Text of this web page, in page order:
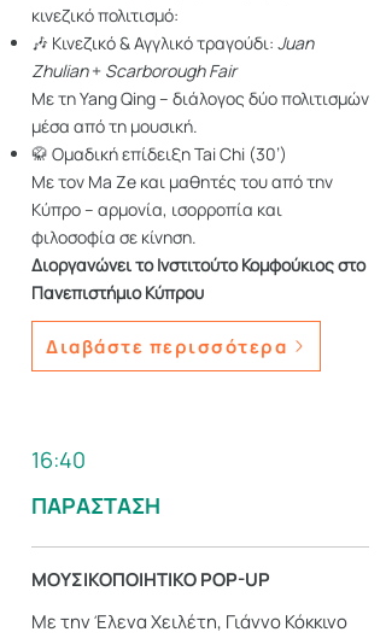
κινεζικό πολιτισμό:
🎶 Κινεζικό & Αγγλικό τραγούδι: Juan
Zhulian+ Scarborough Fair
Με τη Yang Qing – διάλογος δύο πολιτισμών
μέσα από τη μουσική.
🥋 Ομαδική επίδειξη Tai Chi (30’)
Με τον Ma Ze και μαθητές του από την
Κύπρο – αρμονία, ισορροπία και
φιλοσοφία σε κίνηση.
Διοργανώνει το Ινστιτούτο Κομφούκιος στο
Πανεπιστήμιο Κύπρου
Διαβάστε περισσότερα
16:40
ΠΑΡΑΣΤΑΣΗ
ΜΟΥΣΙΚΟΠΟΙΗΤΙΚΟ POP-UP
Με την Έλενα Χειλέτη, Γιάννο Κόκκινο